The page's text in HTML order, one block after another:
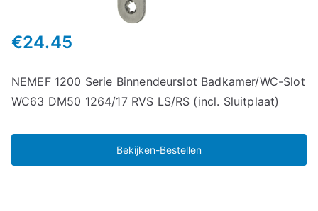
€24.45
NEMEF 1200 Serie Binnendeurslot Badkamer/WC-Slot
WC63 DM50 1264/17 RVS LS/RS (incl. Sluitplaat)
Bekijken-Bestellen